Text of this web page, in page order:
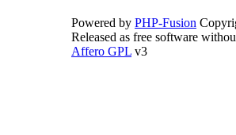
Powered by PHP-Fusion
Released as free software
Affero GPL v3